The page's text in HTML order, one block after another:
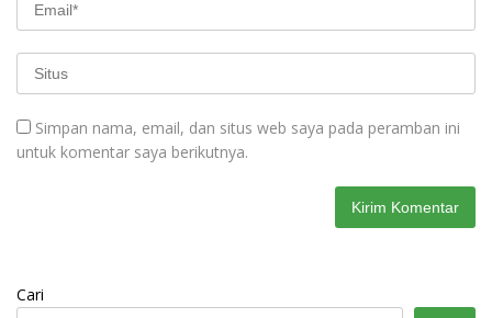
Simpan nama, email, dan situs web saya pada peramban ini
untuk komentar saya berikutnya.
Cari